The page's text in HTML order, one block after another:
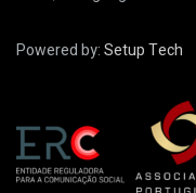
Powered by:Setup Tech